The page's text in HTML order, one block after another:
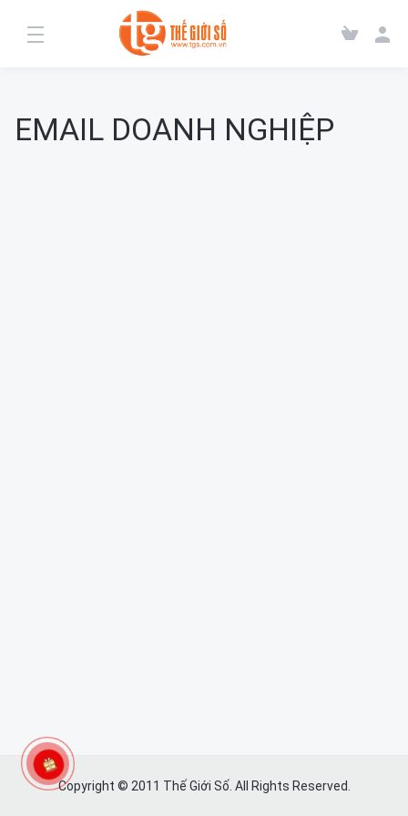
EMAIL DOANH NGHIỆP
Copyright © 2011 Thế Giới Số. All Rights Reserved.